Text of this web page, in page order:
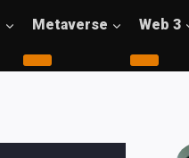
Metaverse Web 3